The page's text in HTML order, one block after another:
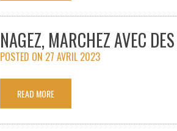
NAGEZ, MARCHEZ AVEC
POSTED ON 27 AVRIL 2023
READ MORE